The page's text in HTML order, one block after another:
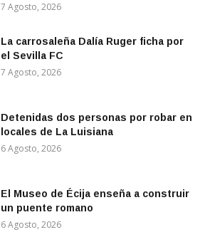
7 Agosto, 2026
La carrosaleña Dalía Ruger ficha por
el Sevilla FC
7 Agosto, 2026
Detenidas dos personas por robar en
locales de La Luisiana
6 Agosto, 2026
El Museo de Écija enseña a construir
un puente romano
6 Agosto, 2026